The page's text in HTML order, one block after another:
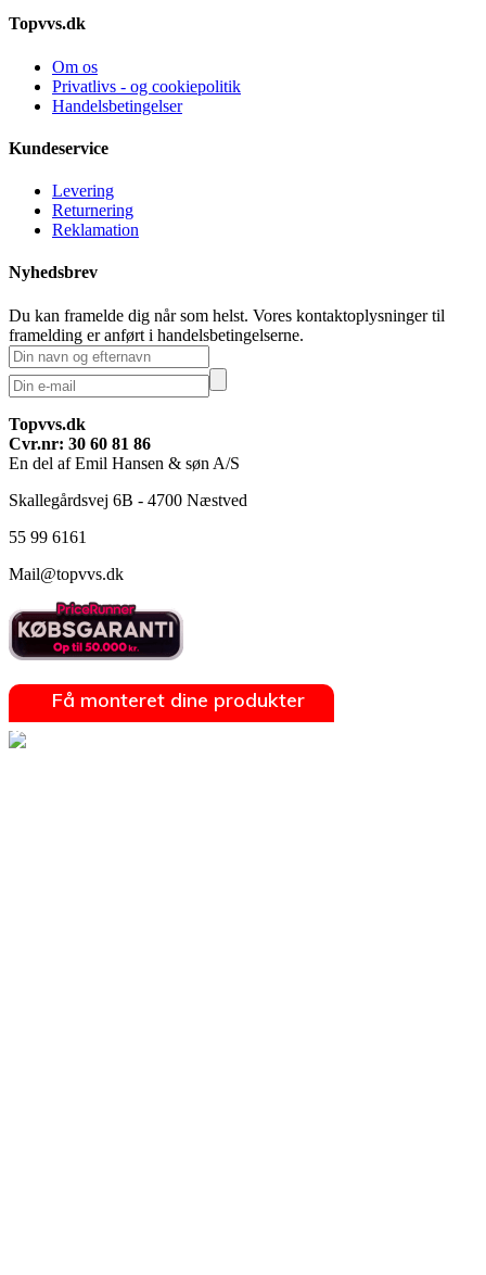
Topvvs.dk
Om os
Privatlivs - og cookiepolitik
Handelsbetingelser
Kundeservice
Levering
Returnering
Reklamation
Nyhedsbrev
Du kan framelde dig når som helst. Vores kontaktoplysninger til
framelding er anført i handelsbetingelserne.
Topvvs.dk
Cvr.nr: 30 60 81 86
En del af Emil Hansen & søn A/S
Skallegårdsvej 6B - 4700 Næstved
55 99 6161
Mail@topvvs.dk
Få monteret dine produkter